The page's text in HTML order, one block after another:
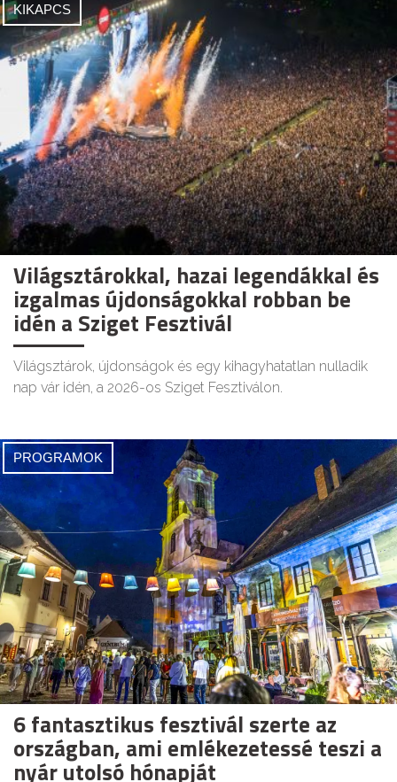
KIKAPCS
Világsztárokkal, hazai legendákkal és
izgalmas újdonságokkal robban be
idén a Sziget Fesztivál
Világsztárok, újdonságok és egy kihagyhatatlan nulladik
nap vár idén, a 2026-os Sziget Fesztiválon.
PROGRAMOK
6 fantasztikus fesztivál szerte az
országban, ami emlékezetessé teszi a
nyár utolsó hónapját